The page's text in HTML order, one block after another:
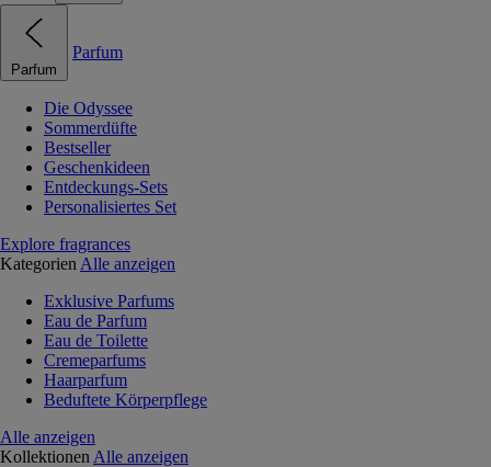
Parfum
Parfum
Die Odyssee
Sommerdüfte
Bestseller
Geschenkideen
Entdeckungs-Sets
Personalisiertes Set
Explore fragrances
Kategorien Alle anzeigen
Exklusive Parfums
Eau de Parfum
Eau de Toilette
Cremeparfums
Haarparfum
Beduftete Körperpflege
Alle anzeigen
Kollektionen Alle anzeigen